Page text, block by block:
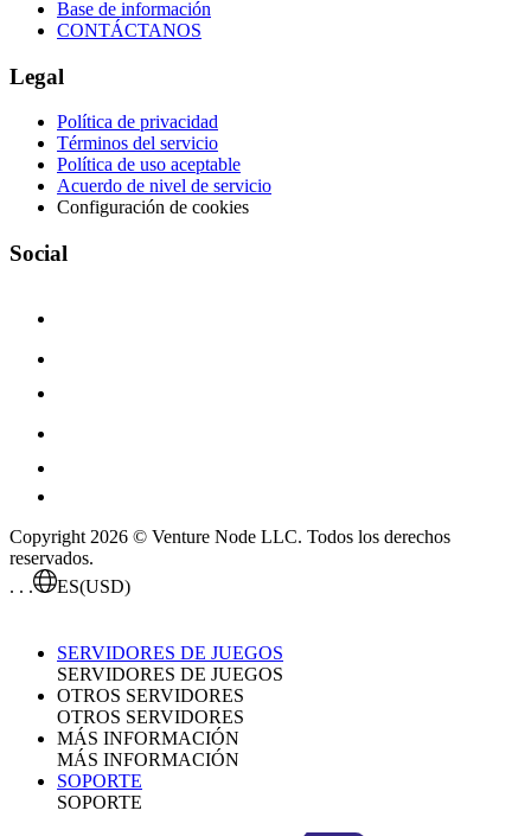
Base de información
CONTÁCTANOS
Legal
Política de privacidad
Términos del servicio
Política de uso aceptable
Acuerdo de nivel de servicio
Configuración de cookies
Social
Copyright 2026 © Venture Node LLC. Todos los derechos
reservados.
. . .
ES(USD)
SERVIDORES DE JUEGOS
SERVIDORES DE JUEGOS
OTROS SERVIDORES
OTROS SERVIDORES
MÁS INFORMACIÓN
MÁS INFORMACIÓN
SOPORTE
SOPORTE